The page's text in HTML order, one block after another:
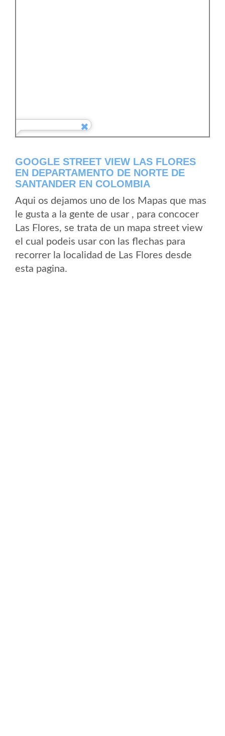
GOOGLE STREET VIEW LAS FLORES
EN DEPARTAMENTO DE NORTE DE
SANTANDER EN COLOMBIA
Aqui os dejamos uno de los Mapas que mas
le gusta a la gente de usar , para concocer
Las Flores, se trata de un mapa street view
el cual podeis usar con las flechas para
recorrer la localidad de Las Flores desde
esta pagina.